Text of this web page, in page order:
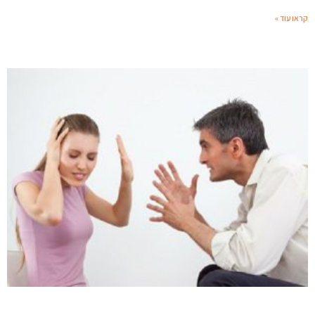
קראו עוד »